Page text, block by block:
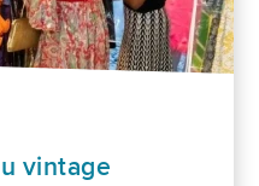
vintage